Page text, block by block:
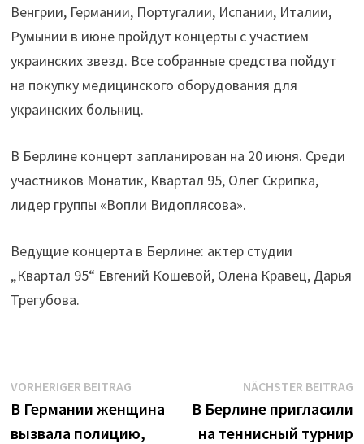
Венгрии, Германии, Португалии, Испании, Италии,
Румынии в июне пройдут концерты с участием
украинских звезд. Все собранные средства пойдут
на покупку медицинского оборудования для
украинских больниц.
В Берлине концерт запланирован на 20 июня. Среди
участников Монатик, Квартал 95, Олег Скрипка,
лидер группы «Вопли Видоплясова».
Ведущие концерта в Берлине: актер студии
„Квартал 95“ Евгений Кошевой, Олена Кравец, Дарья
Трегубова.
Beitrags-
Navigation
VORHERIGER BEITRAGVorheriger
Beitrag:
В Германии женщина
вызвала полицию,
NÄCHSTER BEITRAG
В Берлине пригласили
на теннисный турнир